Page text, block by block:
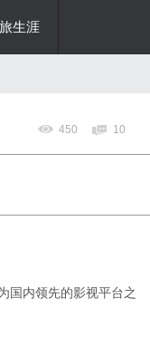
生涯
450 10
国内领先的影视平台之